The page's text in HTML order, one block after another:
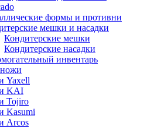
формы и противни
мешки и насадки
Кондитерские мешки
Кондитерские насадки
инвентарь
Yaxell
KAI
Tojiro
Kasumi
Arcos